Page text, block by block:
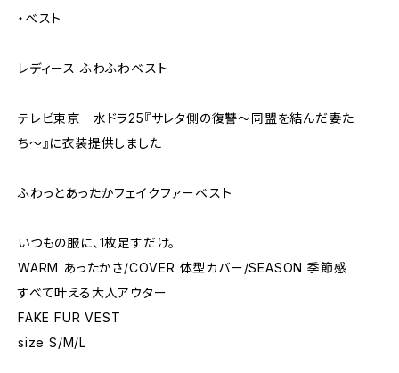
・ベスト
レディース ふわふわベスト
テレビ東京 水ドラ25『サレタ側の復讐〜同盟を結んだ妻た
ち〜』に衣装提供しました
ふわっとあったかフェイクファーベスト
いつもの服に、1枚足すだけ。
WARM あったかさ/COVER 体型カバー/SEASON 季節感
すべて叶える大人アウター
FAKE FUR VEST
size S/M/L